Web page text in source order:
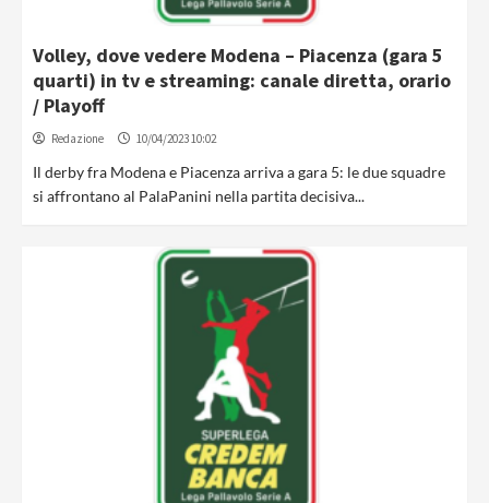
Volley, dove vedere Modena – Piacenza (gara 5
quarti) in tv e streaming: canale diretta, orario
/ Playoff
Redazione 10/04/2023 10:02
Il derby fra Modena e Piacenza arriva a gara 5: le due squadre
si affrontano al PalaPanini nella partita decisiva...